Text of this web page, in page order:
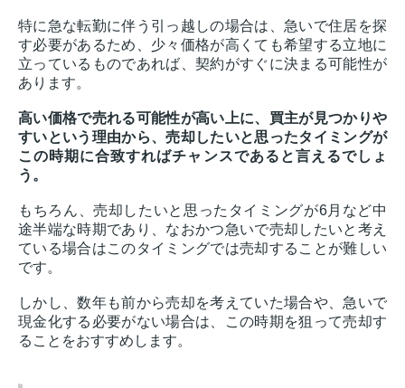
特に急な転勤に伴う引っ越しの場合は、急いで住居を探
す必要があるため、少々価格が高くても希望する立地に
立っているものであれば、契約がすぐに決まる可能性が
あります。
高い価格で売れる可能性が高い上に、買主が見つかりや
すいという理由から、売却したいと思ったタイミングが
この時期に合致すればチャンスであると言えるでしょ
う。
もちろん、売却したいと思ったタイミングが6月など中
途半端な時期であり、なおかつ急いで売却したいと考え
ている場合はこのタイミングでは売却することが難しい
です。
しかし、数年も前から売却を考えていた場合や、急いで
現金化する必要がない場合は、この時期を狙って売却す
ることをおすすめします。